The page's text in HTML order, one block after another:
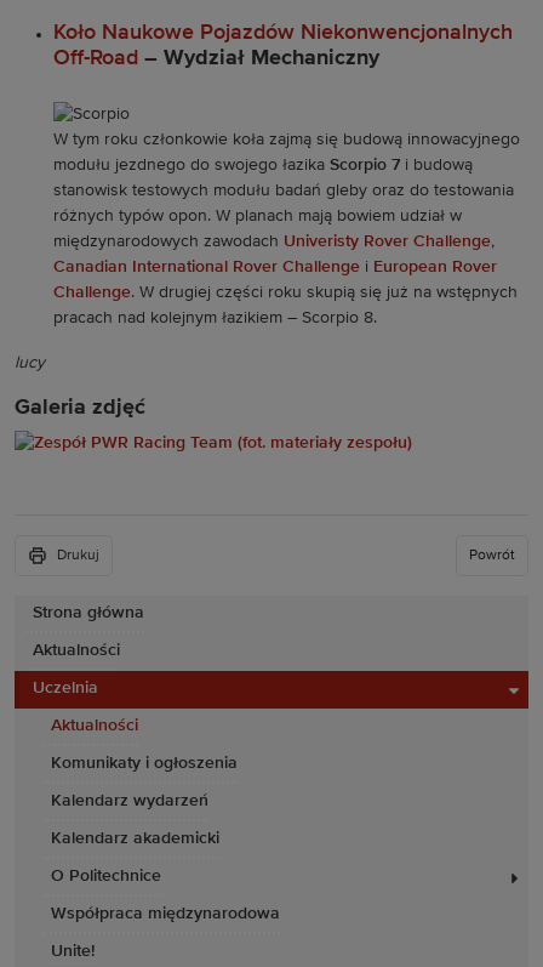
Strona główna
Aktualności
Uczelnia
Aktualności
Komunikaty i ogłoszenia
Kalendarz wydarzeń
Kalendarz akademicki
O Politechnice
Współpraca międzynarodowa
Unite!
Koło Naukowe Pojazdów Niekonwencjonalnych
Off-Road – Wydział Mechaniczny
W tym roku członkowie koła zajmą się budową innowacyjnego
modułu jezdnego do swojego łazika Scorpio 7 i budową
stanowisk testowych modułu badań gleby oraz do testowania
różnych typów opon. W planach mają bowiem udział w
międzynarodowych zawodach Univeristy Rover Challenge,
Canadian International Rover Challenge i European Rover
Challenge. W drugiej części roku skupią się już na wstępnych
pracach nad kolejnym łazikiem – Scorpio 8.
lucy
Galeria zdjęć
Drukuj Powrót